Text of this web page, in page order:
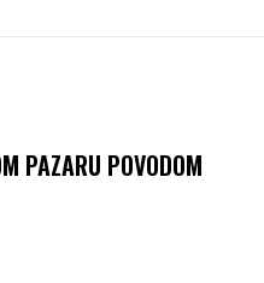
PAZARU POVODOM